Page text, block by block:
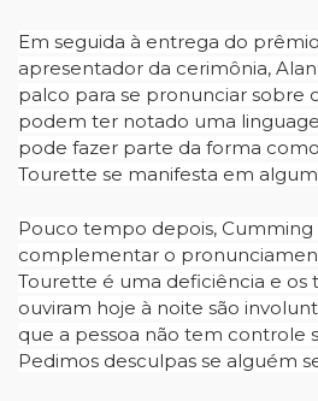
Em seguida à entrega do
apresentador da cerimônia,
palco para se pronunciar sobre
podem ter notado uma
pode fazer parte da forma
Tourette se manifesta em
Pouco tempo depois,
complementar o
Tourette é uma deficiência e os
ouviram hoje à noite são
que a pessoa não tem controle
Pedimos desculpas se alguém